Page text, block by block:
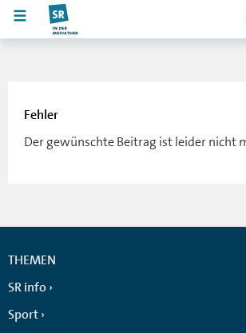
Fehler
Der gewünschte Beitrag ist leider nicht
THEMEN
SR info
Sport